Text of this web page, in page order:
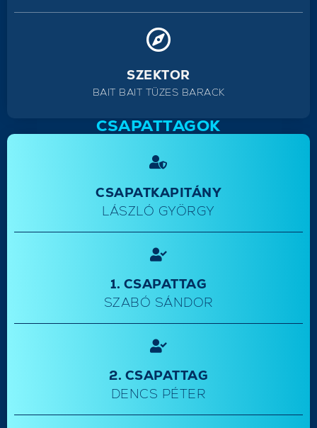
SZEKTOR
BAIT BAIT TÜZES BARACK
CSAPATTAGOK
CSAPATKAPITÁNY
LÁSZLÓ GYÖRGY
1. CSAPATTAG
SZABÓ SÁNDOR
2. CSAPATTAG
DENCS PÉTER